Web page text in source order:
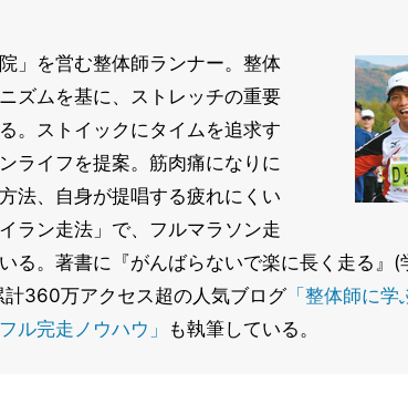
」を営む整体師ランナー。整体
ズムを基に、ストレッチの重要
。ストイックにタイムを追求す
ライフを提案。筋肉痛になりに
法、自身が提唱する疲れにくい
ラン走法」で、フルマラソン走
る。著書に『がんばらないで楽に長く走る』(
360万アクセス超の人気ブログ「整体師に学
ル完走ノウハウ」
も執筆している。